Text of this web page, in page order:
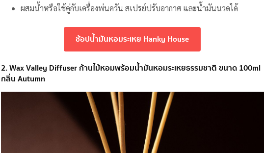
ผสมน้ำหรือใช้คู่กับเครื่องพ่นควัน สเปรย์ปรับอากาศ และน้ำมันนวดได้
ช้อปน้ำมันหอมระเหย Hanky House
2. Wax Valley Diffuser ก้านไม้หอมพร้อมน้ำมันหอมระเหยธรรมชาติ ขนาด 100ml
กลิ่น Autumn